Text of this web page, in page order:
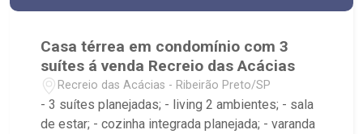
Casa térrea em condomínio com 3
suítes á venda Recreio das Acácias
Recreio das Acácias - Ribeirão Preto/SP
- 3 suítes planejadas; - living 2 ambientes; - sala
de estar; - cozinha integrada planejada; - varanda